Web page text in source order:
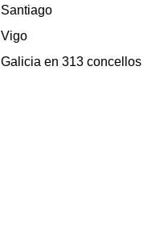
Santiago
Vigo
Galicia en 313 concellos